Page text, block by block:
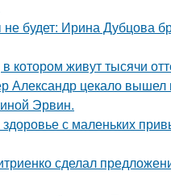
будет: Ирина Дубцова
котором живут тысячи
Александр цекало вышел
Эрвин.
с маленьких
сделал